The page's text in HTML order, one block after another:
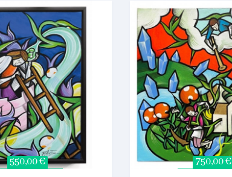
550,00 € 750,00 €